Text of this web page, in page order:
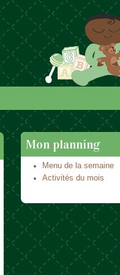
Mon planning
Menu de la semaine
Activités du mois